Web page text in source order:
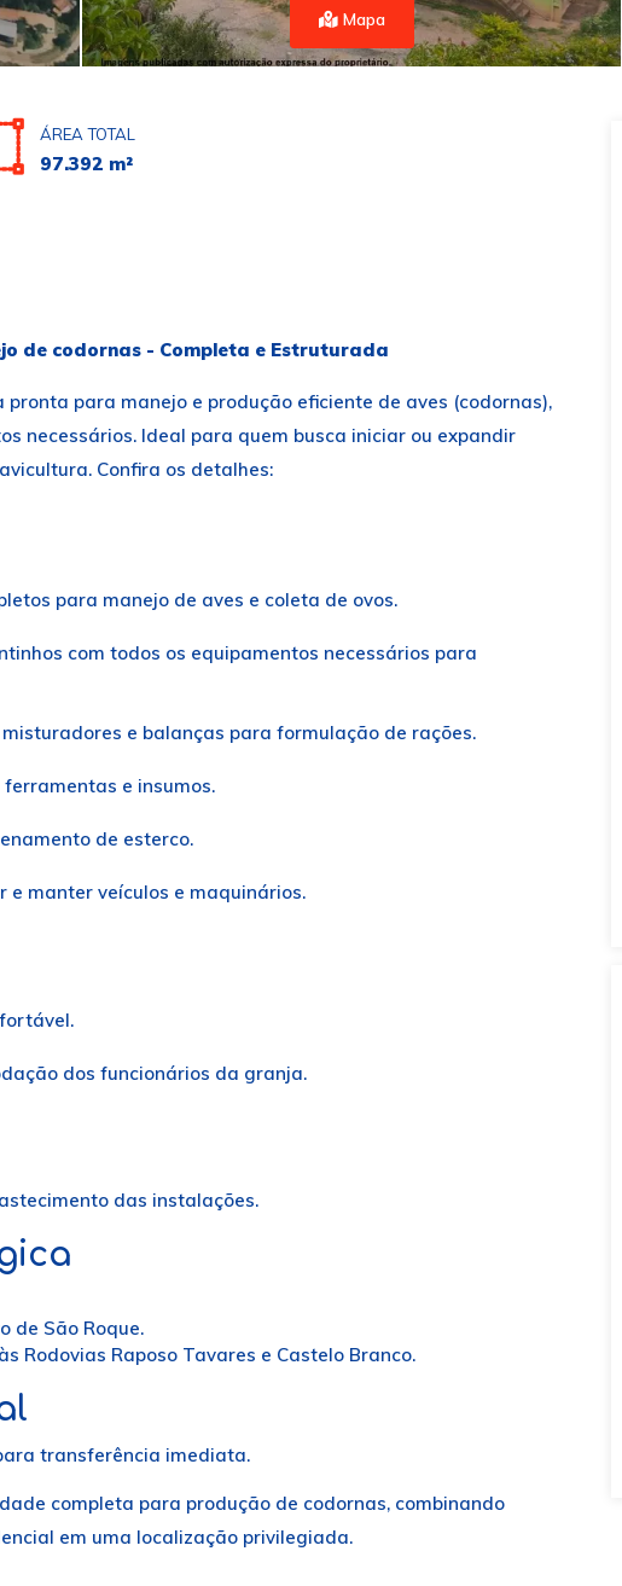
Mapa
ÁREA TOTAL
97.392 m²
de codornas - Completa e Estruturada
para manejo e produção eficiente de aves (codornas),
necessários. Ideal para quem busca iniciar ou expandir
Confira os detalhes:
para manejo de aves e coleta de ovos.
com todos os equipamentos necessários para
e balanças para formulação de rações.
e insumos.
de esterco.
e manter veículos e maquinários.
dos funcionários da granja.
das instalações.
de São Roque.
Rodovias Raposo Tavares e Castelo Branco.
transferência imediata.
completa para produção de codornas, combinando
em uma localização privilegiada.